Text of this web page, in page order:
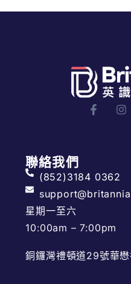
聯絡我們
(852)3184 0362
星期一至六
10:00am – 7:00pm
銅鑼灣禮頓道29號華